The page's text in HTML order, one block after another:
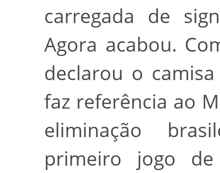
carregada de
Agora acabou.
declarou o
faz referência ao
eliminação
primeiro jogo de